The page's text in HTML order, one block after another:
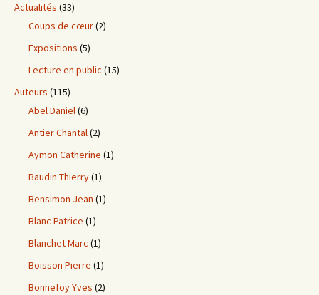
Actualités (33)
Coups de cœur(2)
Expositions (5)
Lecture en public (15)
Auteurs (115)
Abel Daniel(6)
Antier Chantal(2)
Aymon Catherine (1)
Baudin Thierry(1)
Bensimon Jean (1)
Blanc Patrice (1)
Blanchet Marc (1)
Boisson Pierre (1)
Bonnefoy Yves (2)